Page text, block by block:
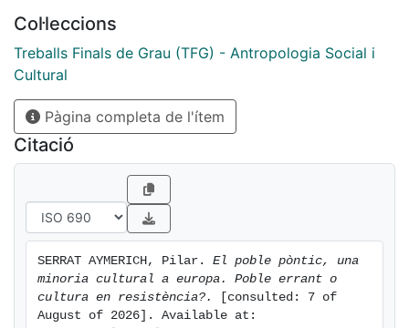
possibilitats d’acció al dotar de sentit el present,
rumiant sobre el passat però pensant en el futur.
Col·leccions
Treballs Finals de Grau (TFG) - Antropologia Social i
Cultural
Pàgina completa de l'ítem
Citació
SERRAT AYMERICH, Pilar. El poble pòntic, una
minoria cultural a europa. Poble errant o
cultura en resistència?.
[consulted: 7 of
August of 2026]. Available at: